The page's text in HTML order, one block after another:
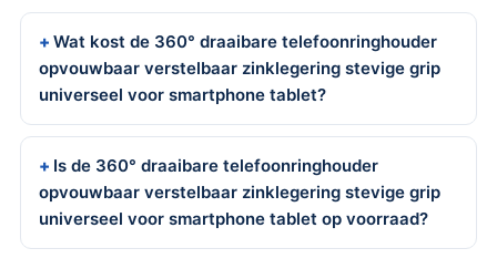
Wat kost de 360° draaibare telefoonringhouder
opvouwbaar verstelbaar zinklegering stevige grip
universeel voor smartphone tablet?
Is de 360° draaibare telefoonringhouder
opvouwbaar verstelbaar zinklegering stevige grip
universeel voor smartphone tablet op voorraad?